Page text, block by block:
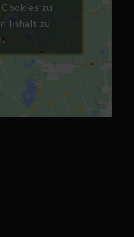
zu
Inhalt zu